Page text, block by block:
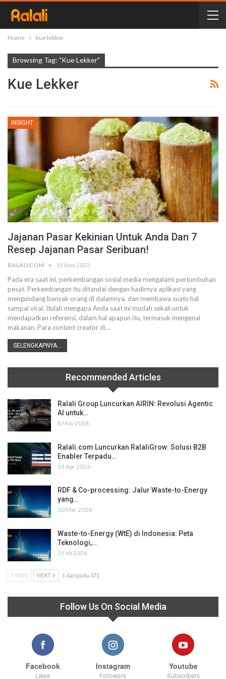
Home kue lekker
Browsing Tag: "kue Lekker"
Kue Lekker
INSIGHT
Jajanan Pasar Kekinian Untuk Anda Dan 7
Resep Jajanan Pasar Seribuan!
RALALICOM 15 Nov 2023
Pada era saat ini, perkembangan sosial media mengalami pertumbuhan
pesat. Perkembangan itu ditandai dengan hadirnya aplikasi yang
mengundang banyak orang di dalamnya, dan membawa suatu hal
sampai viral. Itulah mengapa Anda saat ini mudah sekali untuk
mendapatkan referensi, dalam hal apapun itu, termasuk mengenai
makanan. Para content creator di…
SELENGKAPNYA...
Recommended Articles
Ralali Group Luncurkan AIRIN: Revolusi Agentic
AI untuk…
8 May 2026
Ralali.com Luncurkan RalaliGrow: Solusi B2B
Enabler Terpadu…
13 Apr 2026
RDF & Co-processing: Jalur Waste-to-Energy
yang…
10 Mar 2026
Waste-to-Energy (WtE) di Indonesia: Peta
Teknologi,…
2 Feb 2026
PREV NEXT 1 daripada 371
Follow Us On Social Media
Facebook
Likes
Instagram
Followers
Youtube
Subscribers